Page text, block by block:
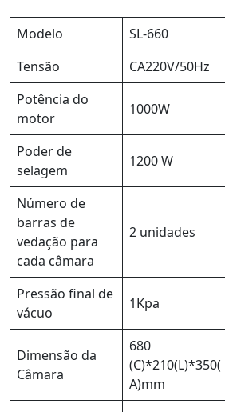
Modelo SL-660
Tensão
CA220V/50Hz
Potência do
motor
1000W
Poder de
selagem
1200 W
Número de
barras de
vedação para
cada câmara
2 unidades
Pressão final de
vácuo
1Kpa
Dimensão da
Câmara
680
(C)*210(L)*350(
A)mm